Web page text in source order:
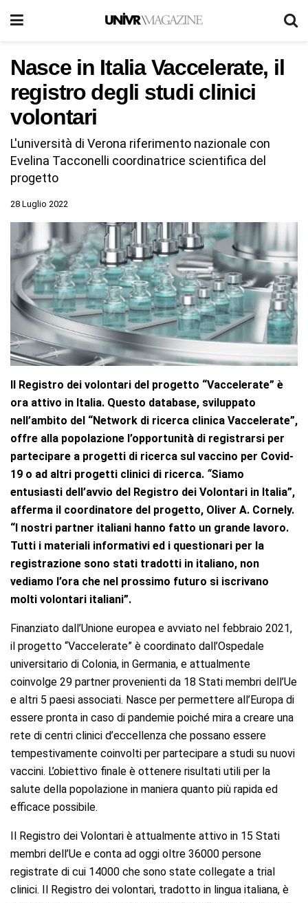
Nasce in Italia Vaccelerate, il
registro degli studi clinici
volontari
L'università di Verona riferimento nazionale con
Evelina Tacconelli coordinatrice scientifica del
progetto
28 Luglio 2022
Il Registro dei volontari del progetto “Vaccelerate” è
ora attivo in Italia. Questo database, sviluppato
nell’ambito del “Network di ricerca clinica Vaccelerate”,
offre alla popolazione l’opportunità di registrarsi per
partecipare a progetti di ricerca sul vaccino per Covid-
19 o ad altri progetti clinici di ricerca. “Siamo
entusiasti dell’avvio del Registro dei Volontari in Italia”,
afferma il coordinatore del progetto, Oliver A. Cornely.
“I nostri partner italiani hanno fatto un grande lavoro.
Tutti i materiali informativi ed i questionari per la
registrazione sono stati tradotti in italiano, non
vediamo l’ora che nel prossimo futuro si iscrivano
molti volontari italiani”.
Finanziato dall’Unione europea e avviato nel febbraio 2021,
il progetto “Vaccelerate” è coordinato dall’Ospedale
universitario di Colonia, in Germania, e attualmente
coinvolge 29 partner provenienti da 18 Stati membri dell’Ue
e altri 5 paesi associati. Nasce per permettere all’Europa di
essere pronta in caso di pandemie poiché mira a creare una
rete di centri clinici d’eccellenza che possano essere
tempestivamente coinvolti per partecipare a studi su nuovi
vaccini. L’obiettivo finale è ottenere risultati utili per la
salute della popolazione in maniera quanto più rapida ed
efficace possibile.
Il Registro dei Volontari è attualmente attivo in 15 Stati
membri dell’Ue e conta ad oggi oltre 36000 persone
registrate di cui 14000 che sono state collegate a trial
clinici. Il Registro dei volontari, tradotto in lingua italiana, è